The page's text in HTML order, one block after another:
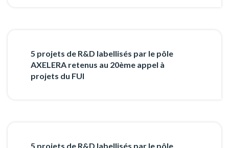
5 projets de R&D labellisés par le pôle
AXELERA retenus au 20ème appel à
projets du FUI
5 projets de R&D labellisés par le pôle